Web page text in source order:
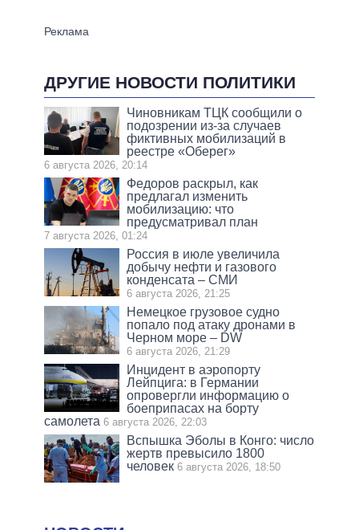
ДРУГИЕ НОВОСТИ ПОЛИТИКИ
Чиновникам ТЦК сообщили о
подозрении из-за случаев
фиктивных мобилизаций в
реестре «Оберег»
6 августа 2026, 20:14
Федоров раскрыл, как
предлагал изменить
мобилизацию: что
предусматривал план
7 августа 2026, 01:24
Россия в июле увеличила
добычу нефти и газового
конденсата – СМИ
6 августа 2026, 21:25
Немецкое грузовое судно
попало под атаку дронами в
Черном море – DW
6 августа 2026, 21:29
Инцидент в аэропорту
Лейпцига: в Германии
опровергли информацию о
боеприпасах на борту
самолета 6 августа 2026, 22:03
Вспышка Эболы в Конго: число
жертв превысило 1800
человек 6 августа 2026, 18:50